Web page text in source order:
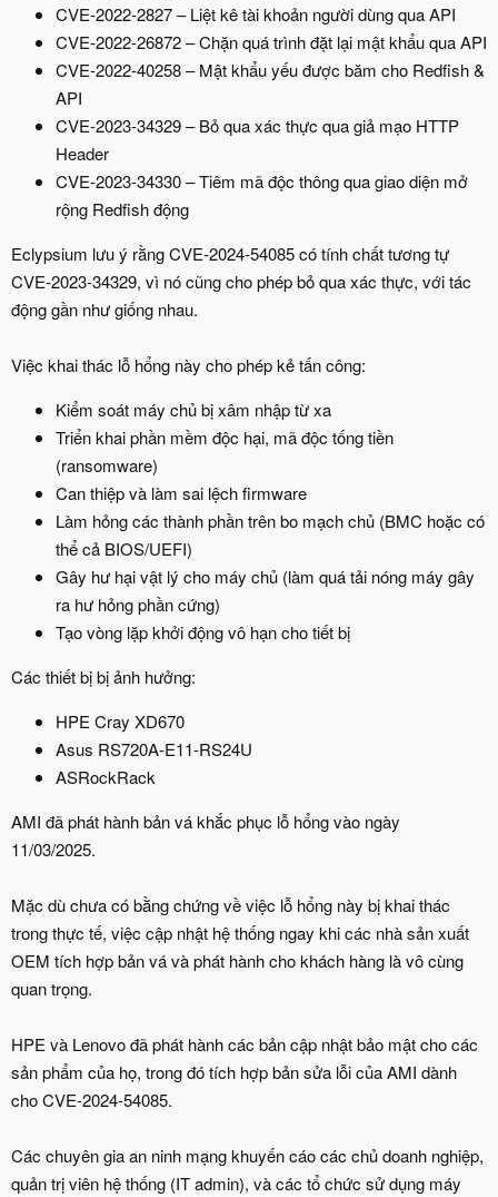
CVE-2022-2827 – Liệt kê tài khoản người dùng qua API
CVE-2022-26872 – Chặn quá trình đặt lại mật khẩu qua API
CVE-2022-40258 – Mật khẩu yếu được băm cho Redfish &
API
CVE-2023-34329 – Bỏ qua xác thực qua giả mạo HTTP
Header
CVE-2023-34330 – Tiêm mã độc thông qua giao diện mở
rộng Redfish động
Eclypsium lưu ý rằng CVE-2024-54085 có tính chất tương tự
CVE-2023-34329, vì nó cũng cho phép bỏ qua xác thực, với tác
động gần như giống nhau.
Việc khai thác lỗ hổng này cho phép kẻ tấn công:
Kiểm soát máy chủ bị xâm nhập từ xa
Triển khai phần mềm độc hại, mã độc tống tiền
(ransomware)
Can thiệp và làm sai lệch firmware
Làm hỏng các thành phần trên bo mạch chủ (BMC hoặc có
thể cả BIOS/UEFI)
Gây hư hại vật lý cho máy chủ (làm quá tải nóng máy gây
ra hư hỏng phần cứng)
Tạo vòng lặp khởi động vô hạn cho tiết bị
Các thiết bị bị ảnh hưởng:
HPE Cray XD670
Asus RS720A-E11-RS24U
ASRockRack
AMI đã phát hành bản vá khắc phục lỗ hổng vào ngày
11/03/2025.
Mặc dù chưa có bằng chứng về việc lỗ hổng này bị khai thác
trong thực tế, việc cập nhật hệ thống ngay khi các nhà sản xuất
OEM tích hợp bản vá và phát hành cho khách hàng là vô cùng
quan trọng.
HPE và Lenovo đã phát hành các bản cập nhật bảo mật cho các
sản phẩm của họ, trong đó tích hợp bản sửa lỗi của AMI dành
cho CVE-2024-54085.
Các chuyên gia an ninh mạng khuyến cáo các chủ doanh nghiệp,
quản trị viên hệ thống (IT admin), và các tổ chức sử dụng máy